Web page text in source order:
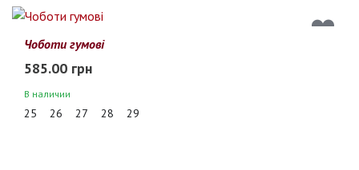
Чоботи гумові
585.00 грн
В наличии
25 26 27 28 29